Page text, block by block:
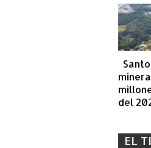
del
EL